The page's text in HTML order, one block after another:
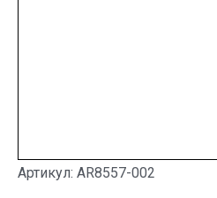
Артикул: AR8557-002